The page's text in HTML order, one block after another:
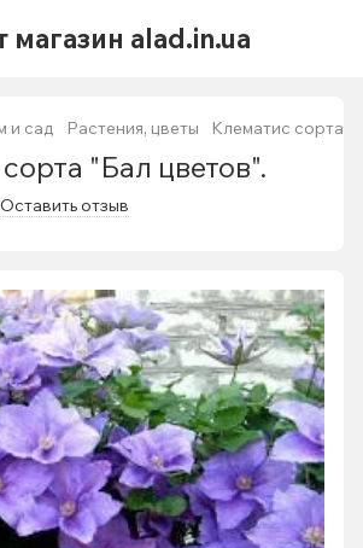
магазин alad.in.ua
и сад Растения, цветы Клематис сорта
"Бал цветов".
Оставить отзыв